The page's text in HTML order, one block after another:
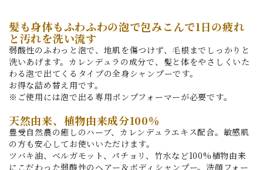
髪も身体もふわふわの泡で包みこんで1日の疲れ
と汚れを洗い流す
弱酸性のふわっと泡で、地肌を傷つけず、毛根までしっかりと
洗いあげます。カレンデュラの成分で、髪と体をやさしくいた
わる泡で出てくるタイプの全身シャンプーです。
お得な詰め替え用です。
※ご使用には泡で出る専用ポンプフォーマーが必要です。
天然由来、植物由来成分100％
豊受自然農の癒しのハーブ、カレンデュラエキス配合。敏感肌
の方も安心してお使いいただけます。
ツバキ油、ベルガモット、パチョリ、竹水など100%植物由来
にこだわった弱酸性のヘアー＆ボディシャンプー。洗顔フォー